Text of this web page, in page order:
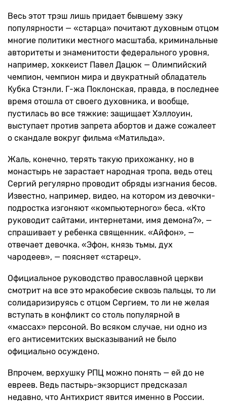
Весь этот трэш лишь придает бывшему зэку
популярности — «старца» почитают духовным отцом
многие политики местного масштаба, криминальные
авторитеты и знаменитости федерального уровня,
например, хоккеист Павел Дацюк — Олимпийский
чемпион, чемпион мира и двукратный обладатель
Кубка Стэнли. Г-жа Поклонская, правда, в последнее
время отошла от своего духовника, и вообще,
пустилась во все тяжкие: защищает Хэллоуин,
выступает против запрета абортов и даже сожалеет
о скандале вокруг фильма «Матильда».
Жаль, конечно, терять такую прихожанку, но в
монастырь не зарастает народная тропа, ведь отец
Сергий регулярно проводит обряды изгнания бесов.
Известно, например, видео, на котором из девочки-
подростка изгоняют «компьютерного» беса. «Кто
руководит сайтами, интернетами, имя демона?», —
спрашивает у ребенка священник. «Айфон», —
отвечает девочка. «Эфон, князь тьмы, дух
чародеев», — поясняет «старец».
Официальное руководство православной церкви
смотрит на все это мракобесие сквозь пальцы, то ли
солидаризируясь с отцом Сергием, то ли не желая
вступать в конфликт со столь популярной в
«массах» персоной. Во всяком случае, ни одно из
его антисемитских высказываний не было
официально осуждено.
Впрочем, верхушку РПЦ можно понять — ей до не
евреев. Ведь пастырь-экзорцист предсказал
недавно, что Антихрист явится именно в России.